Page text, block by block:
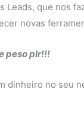
Leads, que nos
novas
peso plr!!!
dinheiro no seu